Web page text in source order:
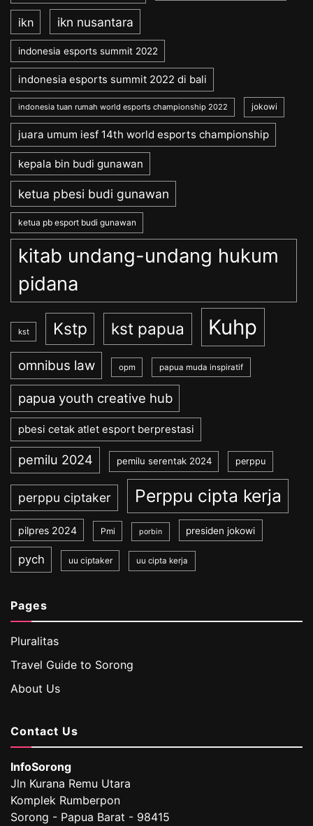
ikn ikn nusantara
indonesia esports summit 2022
indonesia esports summit 2022 di bali
indonesia tuan rumah world esports championship 2022 jokowi
juara umum iesf 14th world esports championship
kepala bin budi gunawan
ketua pbesi budi gunawan
ketua pb esport budi gunawan
kitab undang-undang hukum
pidana
kst Kstp kst papua Kuhp
omnibus law opm papua muda inspiratif
papua youth creative hub
pbesi cetak atlet esport berprestasi
pemilu 2024 pemilu serentak 2024 perppu
perppu ciptaker Perppu cipta kerja
pilpres 2024 Pmi porbin presiden jokowi
pych uu ciptaker uu cipta kerja
Pages
Pluralitas
Travel Guide to Sorong
About Us
Contact Us
InfoSorong
Jln Kurana Remu Utara
Komplek Rumberpon
Sorong - Papua Barat - 98415